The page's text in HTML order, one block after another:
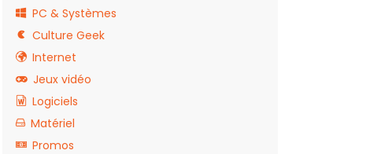
PC & Systèmes
Culture Geek
Internet
Jeux vidéo
Logiciels
Matériel
Promos